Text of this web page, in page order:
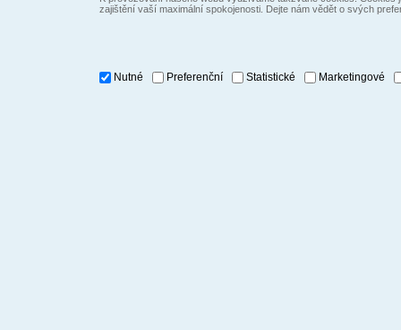
zajištění vaší maximální spokojenosti. Dejte nám vědět o svých
Nutné Preferenční Statistické Marketingové